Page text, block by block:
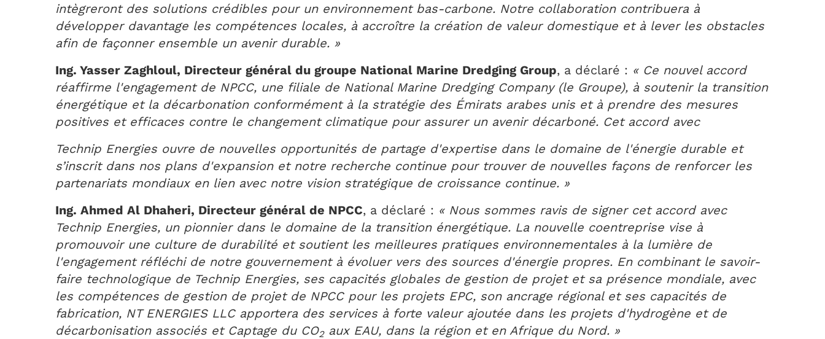
intègreront des solutions crédibles pour un environnement bas-carbone. Notre collaboration contribuera à
développer davantage les compétences locales, à accroître la création de valeur domestique et à lever les obstacles
afin de façonner ensemble un avenir durable. »
Ing. Yasser Zaghloul, Directeur général du groupe National Marine Dredging Group, a déclaré : « Ce nouvel accord
réaffirme l'engagement de NPCC, une filiale de National Marine Dredging Company (le Groupe), à soutenir la transition
énergétique et la décarbonation conformément à la stratégie des Émirats arabes unis et à prendre des mesures
positives et efficaces contre le changement climatique pour assurer un avenir décarboné. Cet accord avec
Technip Energies ouvre de nouvelles opportunités de partage d'expertise dans le domaine de l'énergie durable et
s’inscrit dans nos plans d'expansion et notre recherche continue pour trouver de nouvelles façons de renforcer les
partenariats mondiaux en lien avec notre vision stratégique de croissance continue. »
Ing. Ahmed Al Dhaheri, Directeur général de NPCC, a déclaré : « Nous sommes ravis de signer cet accord avec
Technip Energies, un pionnier dans le domaine de la transition énergétique. La nouvelle coentreprise vise à
promouvoir une culture de durabilité et soutient les meilleures pratiques environnementales à la lumière de
l'engagement réfléchi de notre gouvernement à évoluer vers des sources d'énergie propres. En combinant le savoir-
faire technologique de Technip Energies, ses capacités globales de gestion de projet et sa présence mondiale, avec
les compétences de gestion de projet de NPCC pour les projets EPC, son ancrage régional et ses capacités de
fabrication, NT ENERGIES LLC apportera des services à forte valeur ajoutée dans les projets d'hydrogène et de
décarbonisation associés et Captage du CO2aux EAU, dans la région et en Afrique du Nord. »